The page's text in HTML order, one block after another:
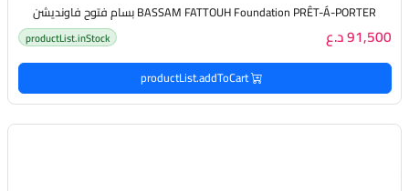
BASSAM FATTOUH Foundation PRÊT-Á-PORTER بسام فتوح فاونديشن
91,500 د.ع productList.inStock
productList.addToCart